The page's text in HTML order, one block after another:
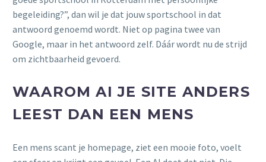
begeleiding?”, dan wil je dat jouw sportschool in dat
antwoord genoemd wordt. Niet op pagina twee van
Google, maar in het antwoord zelf. Dáár wordt nu de strijd
om zichtbaarheid gevoerd.
WAAROM AI JE SITE ANDERS
LEEST DAN EEN MENS
Een mens scant je homepage, ziet een mooie foto, voelt